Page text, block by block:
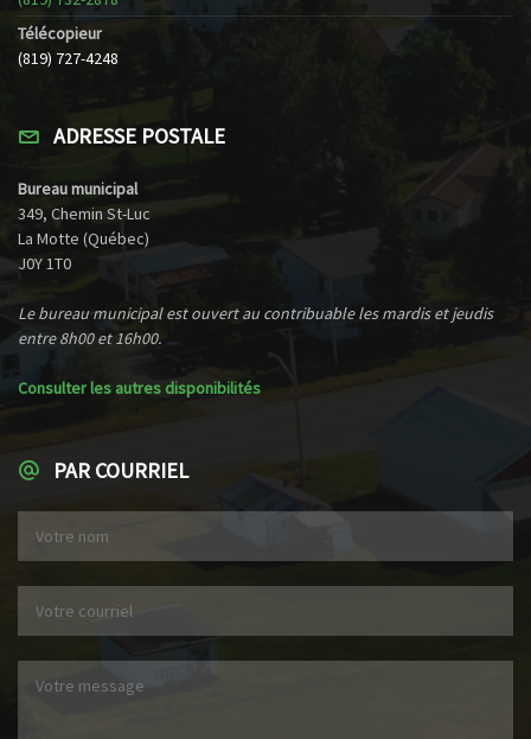
Télécopieur
(819) 727-4248
ADRESSE POSTALE
Bureau municipal
349, Chemin St-Luc
La Motte (Québec)
J0Y 1T0
Le bureau municipal est ouvert au contribuable les mardis et jeudis
entre 8h00 et 16h00.
Consulter les autres disponibilités
PAR COURRIEL